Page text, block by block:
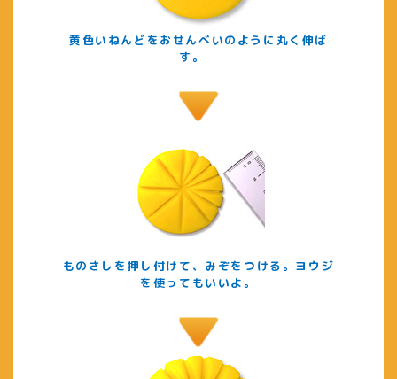
黄色いねんどをおせんべいのように丸く伸ば
す。
ものさしを押し付けて、みぞをつける。ヨウジ
を使ってもいいよ。